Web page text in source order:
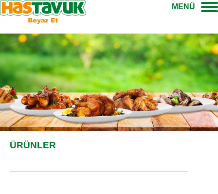
MENÜ
ÜRÜNLER